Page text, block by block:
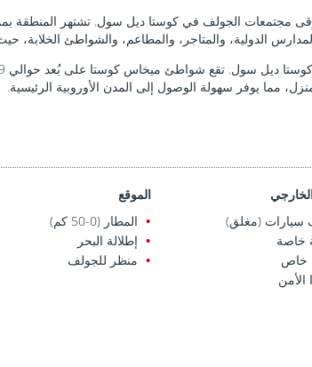
الجولف في كوستا ديل سول. تشتهر المنطقة بممراتها
الدولية، والمتاجر، والمطاعم، والشواطئ
سيارات (مغلق)
خاصة
خاص
الأمن
الموقع
المطار (0-50 كم)
إطلالة البحر
منظر للجولف